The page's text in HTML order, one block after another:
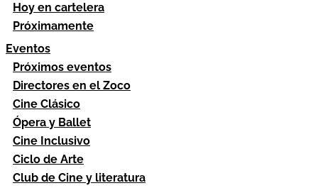
Hoy en cartelera
Próximamente
Eventos
Próximos eventos
Directores en el Zoco
Cine Clásico
Ópera y Ballet
Cine Inclusivo
Ciclo de Arte
Club de Cine y literatura